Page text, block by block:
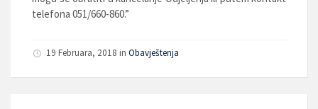
telefona 051/660-860.”
19 Februara, 2018 in Obavještenja